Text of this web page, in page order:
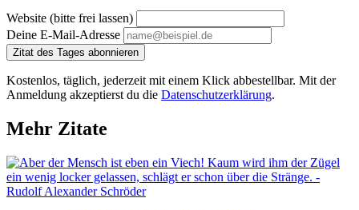
Website (bitte frei lassen)
Deine E-Mail-Adresse
Zitat des Tages abonnieren
Kostenlos, täglich, jederzeit mit einem Klick abbestellbar. Mit der
Anmeldung akzeptierst du die Datenschutzerklärung.
Mehr Zitate